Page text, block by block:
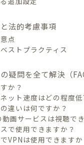
法的考慮事項
点
ストプラクティス
疑問を全て解決（
か？
ット速度はどの程度低
違いは何ですか？
画サービスは視聴で
で使用できますか？
VPNは使用できますか